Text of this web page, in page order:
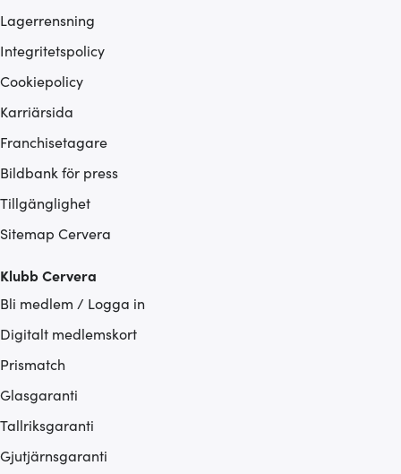
Lagerrensning
Integritetspolicy
Cookiepolicy
Karriärsida
Franchisetagare
Bildbank för press
Tillgänglighet
Sitemap Cervera
Klubb Cervera
Bli medlem / Logga in
Digitalt medlemskort
Prismatch
Glasgaranti
Tallriksgaranti
Gjutjärnsgaranti